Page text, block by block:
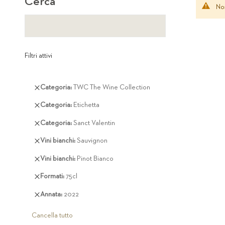
Filtri attivi
Categoria TWC The Wine Collection
Rimuovi
articolo
Categoria Etichetta
Rimuovi
articolo
Categoria Sanct Valentin
Rimuovi
articolo
Vini bianchi Sauvignon
Rimuovi
articolo
Vini bianchi Pinot Bianco
Rimuovi
articolo
Formati 75cl
Rimuovi
articolo
Annata 2022
Rimuovi
articolo
Cancella tutto